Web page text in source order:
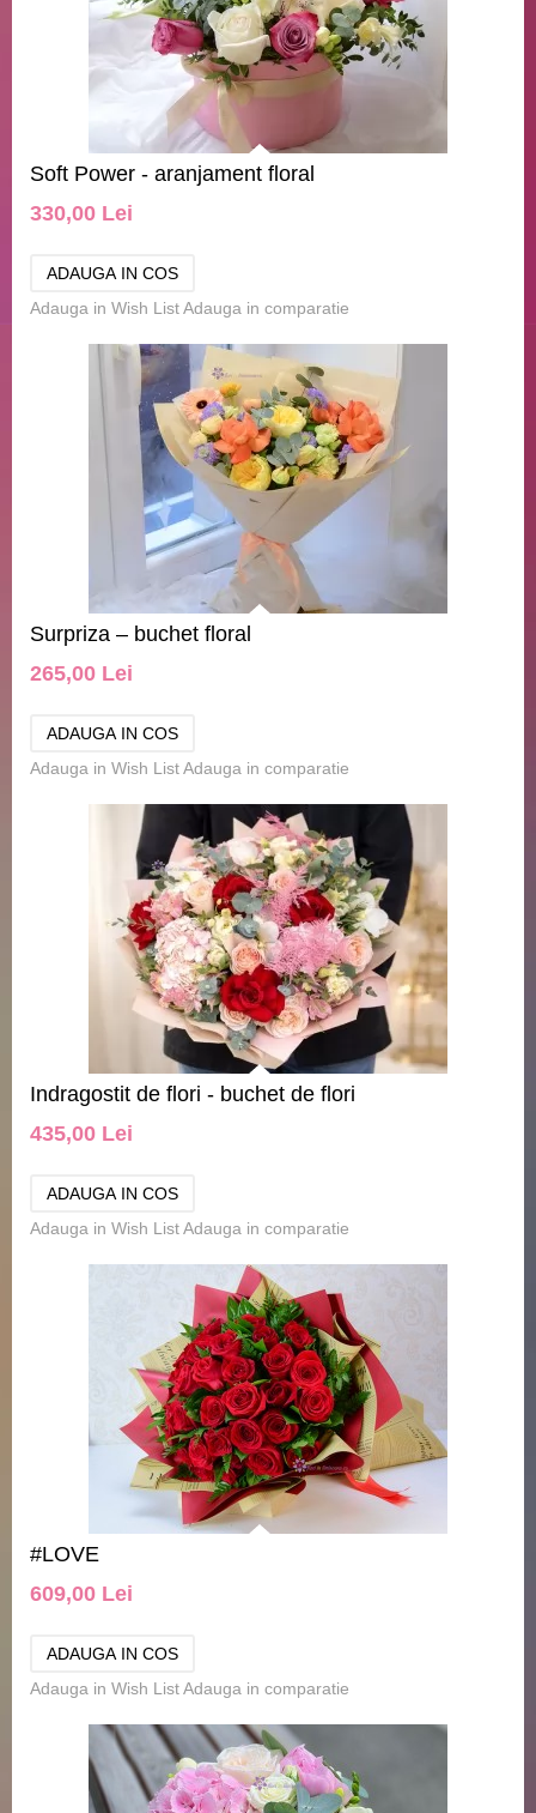
Soft Power - aranjament floral
330,00 Lei
Adauga in Wish ListAdauga in comparatie
Surpriza – buchet floral
265,00 Lei
Adauga in Wish ListAdauga in comparatie
Indragostit de flori - buchet de flori
435,00 Lei
Adauga in Wish ListAdauga in comparatie
#LOVE
609,00 Lei
Adauga in Wish ListAdauga in comparatie